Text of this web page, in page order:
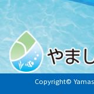
Copyright©